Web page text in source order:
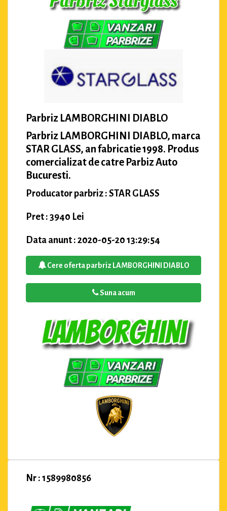
Parbriz LAMBORGHINI DIABLO
Parbriz LAMBORGHINI DIABLO, marca
STAR GLASS, an fabricatie 1998. Produs
comercializat de catre Parbiz Auto
Bucuresti.
Producator parbriz : STAR GLASS
Pret : 3940 Lei
Data anunt : 2020-05-20 13:29:54
Cere oferta parbriz LAMBORGHINI DIABLO
Suna acum
Nr : 1589980856